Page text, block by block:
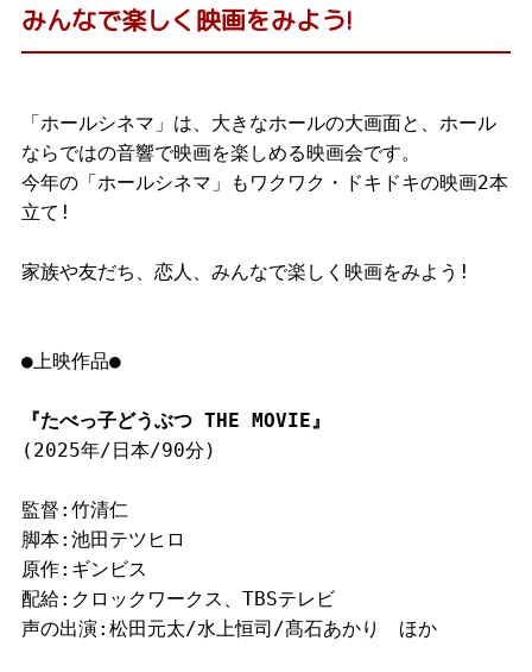
みんなで楽しく映画をみよう!
「ホールシネマ」は、大きなホールの大画面と、ホール
ならではの音響で映画を楽しめる映画会です。
今年の「ホールシネマ」もワクワク・ドキドキの映画2本
立て!
家族や友だち、恋人、みんなで楽しく映画をみよう!
●上映作品●
『たべっ子どうぶつ THE MOVIE』
(2025年/日本/90分)
監督:竹清仁
脚本:池田テツヒロ
原作:ギンビス
配給:クロックワークス、TBSテレビ
声の出演:松田元太/水上恒司/髙石あかり ほか